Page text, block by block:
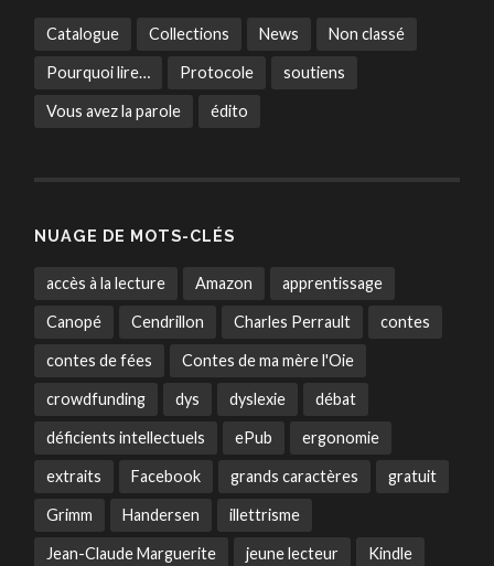
Catalogue Collections News Non classé
Pourquoi lire… Protocole soutiens
Vous avez la parole édito
NUAGE DE MOTS-CLÉS
accès à la lecture Amazon apprentissage
Canopé Cendrillon Charles Perrault contes
contes de fées Contes de ma mère l'Oie
crowdfunding dys dyslexie débat
déficients intellectuels ePub ergonomie
extraits Facebook grands caractères gratuit
Grimm Handersen illettrisme
Jean-Claude Marguerite jeune lecteur Kindle